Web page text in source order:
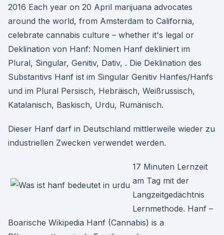
2016 Each year on 20 April marijuana advocates
around the world, from Amsterdam to California,
celebrate cannabis culture – whether it's legal or
Deklination von Hanf: Nomen Hanf dekliniert im
Plural, Singular, Genitiv, Dativ, . Die Deklination des
Substantivs Hanf ist im Singular Genitiv Hanfes/Hanfs
und im Plural Persisch, Hebräisch, Weißrussisch,
Katalanisch, Baskisch, Urdu, Rumänisch.
Dieser Hanf darf in Deutschland mittlerweile wieder zu
industriellen Zwecken verwendet werden.
17 Minuten Lernzeit
am Tag mit der
Langzeitgedächtnis
Lernmethode. Hanf –
Boarische Wikipedia Hanf (Cannabis) is a